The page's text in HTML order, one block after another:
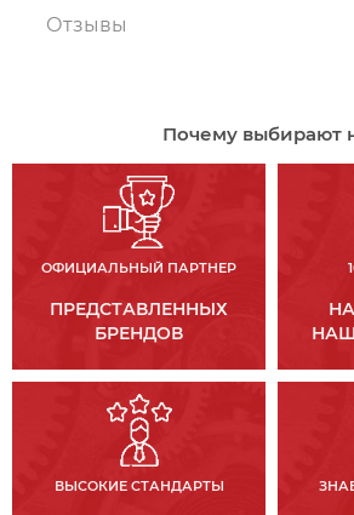
Отзывы
Почему выбирают
ОФИЦИАЛЬНЫЙ ПАРТНЕР
ПРЕДСТАВЛЕННЫХ
БРЕНДОВ
ВЫСОКИЕ СТАНДАРТЫ